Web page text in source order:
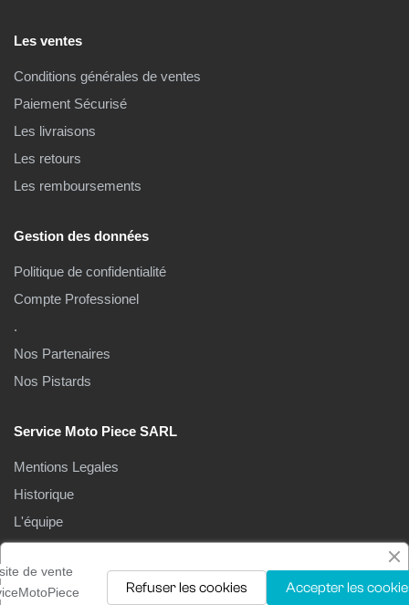
Les ventes
Conditions générales de ventes
Paiement Sécurisé
Les livraisons
Les retours
Les remboursements
Gestion des données
Politique de confidentialité
Compte Professionel
.
Nos Partenaires
Nos Pistards
Service Moto Piece SARL
Mentions Legales
Historique
L'équipe
de vente
Accepter les
Refuser les cookies